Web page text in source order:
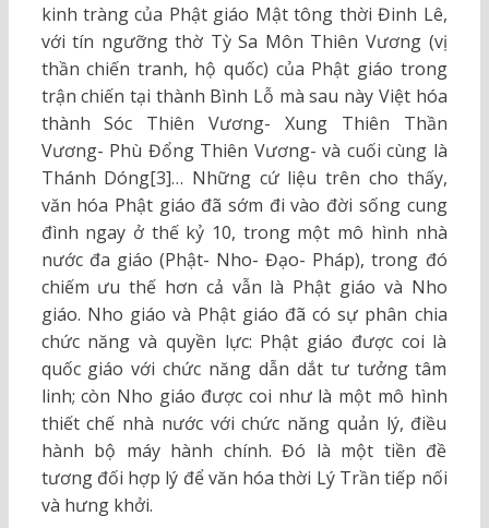
kinh tràng của Phật giáo Mật tông thời Đinh Lê,
với tín ngưỡng thờ Tỳ Sa Môn Thiên Vương (vị
thần chiến tranh, hộ quốc) của Phật giáo trong
trận chiến tại thành Bình Lỗ mà sau này Việt hóa
thành Sóc Thiên Vương- Xung Thiên Thần
Vương- Phù Đổng Thiên Vương- và cuối cùng là
Thánh Dóng[3]… Những cứ liệu trên cho thấy,
văn hóa Phật giáo đã sớm đi vào đời sống cung
đình ngay ở thế kỷ 10, trong một mô hình nhà
nước đa giáo (Phật- Nho- Đạo- Pháp), trong đó
chiếm ưu thế hơn cả vẫn là Phật giáo và Nho
giáo. Nho giáo và Phật giáo đã có sự phân chia
chức năng và quyền lực: Phật giáo được coi là
quốc giáo với chức năng dẫn dắt tư tưởng tâm
linh; còn Nho giáo được coi như là một mô hình
thiết chế nhà nước với chức năng quản lý, điều
hành bộ máy hành chính. Đó là một tiền đề
tương đối hợp lý để văn hóa thời Lý Trần tiếp nối
và hưng khởi.